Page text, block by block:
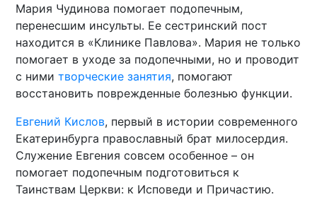
Мария Чудинова помогает подопечным,
перенесшим инсульты. Ее сестринский пост
находится в «Клинике Павлова». Мария не только
помогает в уходе за подопечными, но и проводит
с нимитворческие занятия, помогают
восстановить поврежденные болезнью функции.
Евгений Кислов, первый в истории современного
Екатеринбурга православный брат милосердия.
Служение Евгения совсем особенное – он
помогает подопечным подготовиться к
Таинствам Церкви: к Исповеди и Причастию.